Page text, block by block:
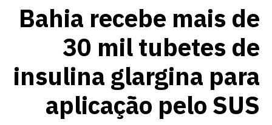
Bahia recebe mais de
30 mil tubetes de
insulina glargina para
aplicação pelo SUS